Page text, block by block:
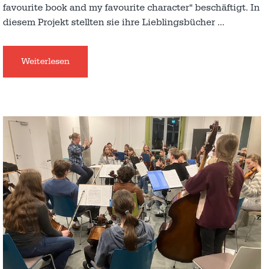
favourite book and my favourite character“ beschäftigt. In
diesem Projekt stellten sie ihre Lieblingsbücher …
Weiterlesen